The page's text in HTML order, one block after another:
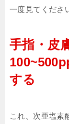
一度見てくださ
手指・皮
する
これ、次亜塩素